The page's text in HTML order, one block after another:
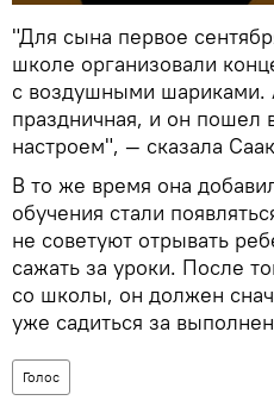
"Для сына первое
школе организовали
с воздушными шариками.
праздничная, и он пошел
настроем", — сказала
В то же время она
обучения стали
не советуют отрывать
сажать за уроки. После
со школы, он должен
уже садиться за
Голос